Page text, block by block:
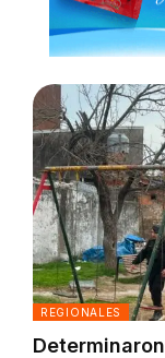
REGIONALES